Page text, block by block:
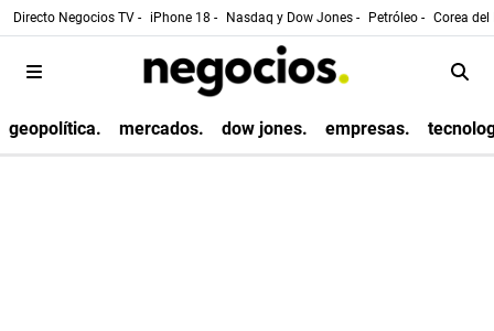
Directo Negocios TV - iPhone 18 - Nasdaq y Dow Jones - Petróleo - Corea
geopolítica. mercados. dow jones. empresas.